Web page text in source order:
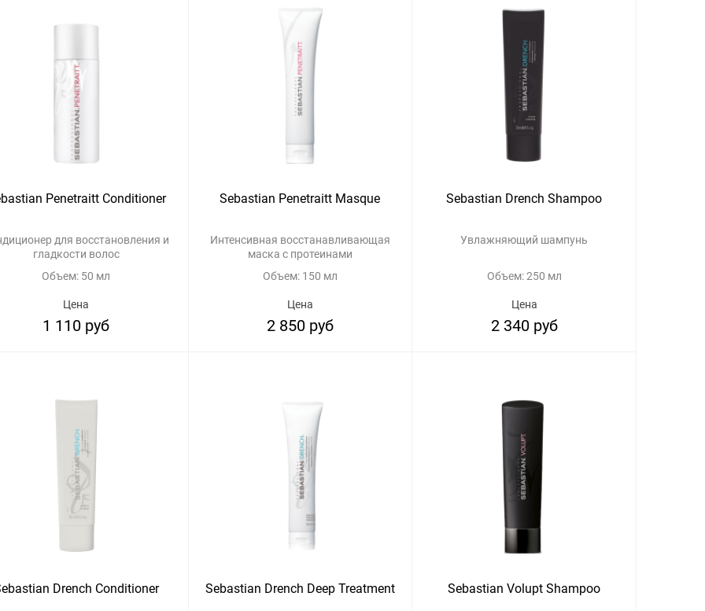
Penetraitt Conditioner
для восстановления и
гладкости волос
Объем: 50 мл
Цена
1 110 руб
Sebastian Penetraitt Masque
Интенсивная восстанавливающая
маска с протеинами
Объем: 150 мл
Цена
2 850 руб
Sebastian Drench Shampoo
Увлажняющий шампунь
Объем: 250 мл
Цена
2 340 руб
Drench Conditioner Sebastian Drench Deep Treatment Sebastian Volupt Shampoo